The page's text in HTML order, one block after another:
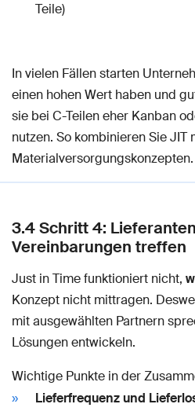
Teile)
In vielen Fällen starten
einen hohen Wert haben und
sie bei C-Teilen eher Kanban
nutzen. So kombinieren Sie JIT
Materialversorgungskonzepten.
3.4 Schritt 4:
Vereinbarungen treffen
Just in Time funktioniert nicht,
Konzept nicht mittragen.
mit ausgewählten Partnern
Lösungen entwickeln.
Wichtige Punkte in der
Lieferfrequenz und